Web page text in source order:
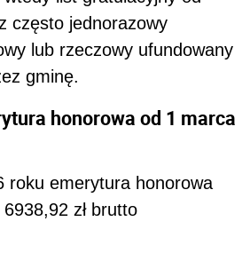
często jednorazowy
lub rzeczowy ufundowany
gminę.
honorowa od 1 marca
roku emerytura honorowa
zł brutto